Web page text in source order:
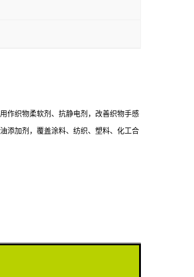
作织物柔软剂、抗静电剂，改善织物手感
添加剂，覆盖涂料、纺织、塑料、化工合